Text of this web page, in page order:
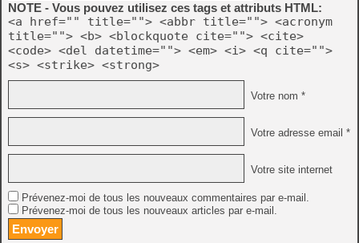
NOTE - Vous pouvez utilisez ces tags et attributs HTML:
<a href="" title=""> <abbr title=""> <acronym
title=""> <b> <blockquote cite=""> <cite>
<code> <del datetime=""> <em> <i> <q cite="">
<s> <strike> <strong>
Votre nom *
Votre adresse email *
Votre site internet
Prévenez-moi de tous les nouveaux commentaires par e-mail.
Prévenez-moi de tous les nouveaux articles par e-mail.